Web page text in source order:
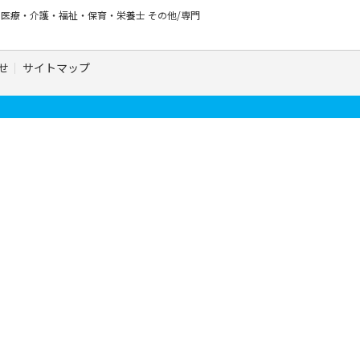
医療・介護・福祉・保育・栄養士 その他/専門
サイトマップ